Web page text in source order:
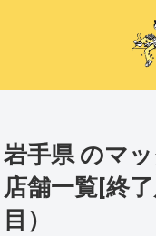
岩手県 のマ
店舗一覧[終
目）